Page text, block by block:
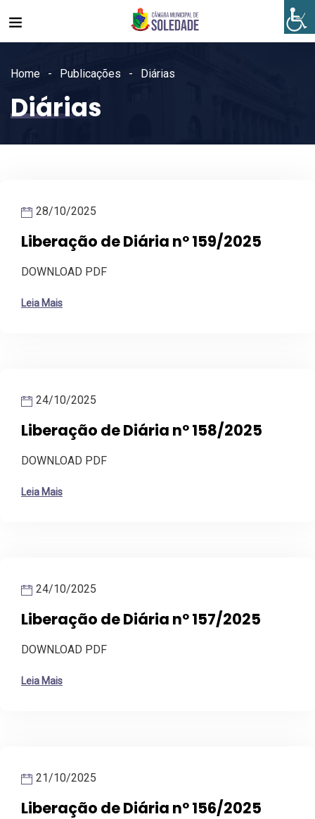
Home Publicações Diárias
Diárias
28/10/2025
Liberação de Diária nº 159/2025
DOWNLOAD PDF
Leia Mais
24/10/2025
Liberação de Diária nº 158/2025
DOWNLOAD PDF
Leia Mais
24/10/2025
Liberação de Diária nº 157/2025
DOWNLOAD PDF
Leia Mais
21/10/2025
Liberação de Diária nº 156/2025